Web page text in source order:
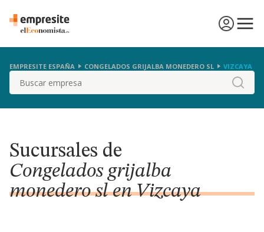
EMPRESITE ESPAÑA CONGELADOS GRIJALBA MONEDERO SL VIZCAYA
Buscar
Sucursales de
Congelados grijalba
monedero sl en Vizcaya